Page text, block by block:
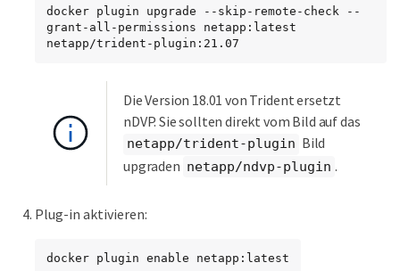
docker plugin upgrade --skip-remote-check --
grant-all-permissions netapp:latest
netapp/trident-plugin:21.07
Die Version 18.01 von Trident ersetzt
nDVP. Sie sollten direkt vom Bild auf das
netapp/trident-plugin Bild
upgraden netapp/ndvp-plugin .
Plug-in aktivieren:
docker plugin enable netapp:latest